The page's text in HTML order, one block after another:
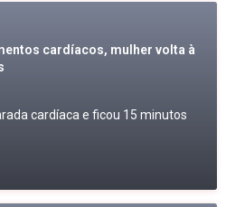
cardíacos, mulher volta à
cardíaca e ficou 15 minutos